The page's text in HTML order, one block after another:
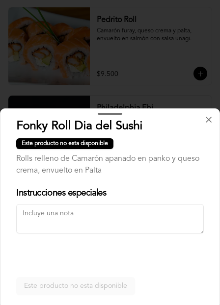
Pedrito Roll
Camarón furay, queso crema y palta,
envuelto en salmón con salsa unagi.
$9.500
Philadelphia Ebi
Camarón, palta y queso crema.
$7.500
Philadelphia Roll
Rainbow Roll
Fonky Roll Dia del Sushi
Este producto no esta disponible
Rolls relleno de Camarón apanado en panko y queso
crema, envuelto en Palta
Instrucciones especiales
Este producto no esta disponible